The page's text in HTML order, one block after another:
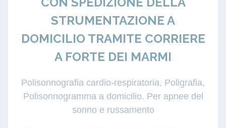
STRUMENTAZIONE A
DOMICILIO TRAMITE CORRIERE
A FORTE DEI MARMI
Polisonnografia cardio-respiratoria, Poligrafia,
Polisonnogramma a domicilio. Per apnee del
sonno e russamento